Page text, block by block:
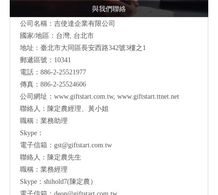
與我們聯絡
公司名稱：吉使達企業有限公司
國家/地區：台灣, 台北市
地址：臺北市大同區長安西路342號3樓之1
郵遞區號：10341
電話：886-2-25521977
傳真：886-2-25524606
公司網址： www.giftstart.com.tw, www.giftstart.ttnet.net
聯絡人：陳定農經理、黃小姐
職稱：業務助理
Skype：
電子信箱： gst@giftstart.com.tw
聯絡人：陳定農先生
職稱：業務經理
Skype：shihold7(陳定農）